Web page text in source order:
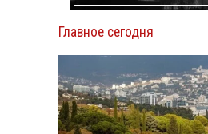
Главное сегодня